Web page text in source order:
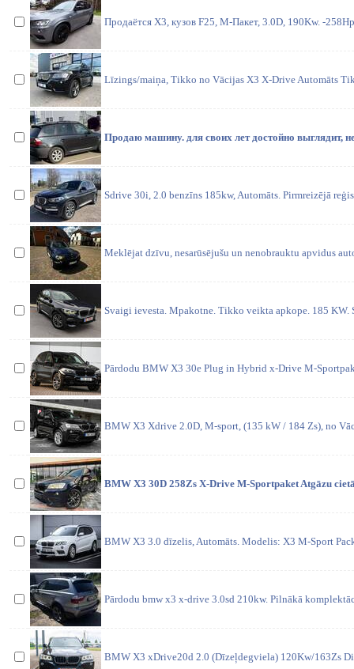
Продаётся Х3, кузов F25, M-Пакет, 3.0D, 190Kw. -
Līzings/maiņa, Tikko no Vācijas X3 X-Drive Automāts
Продаю машину. для своих лет достойно выглядит,
Sdrive 30i, 2.0 benzīns 185kw, Automāts. Pirmreizējā
Meklējat dzīvu, nesarūsējušu un nenobrauktu apvidus
Svaigi ievesta. Mpakotne. Tikko veikta apkope. 185 KW.
Pārdodu BMW X3 30e Plug in Hybrid x-Drive M-
BMW X3 Xdrive 2.0D, M-sport, (135 kW / 184 Zs), no
BMW X3 30D 258Zs X-Drive M-Sportpaket Atgāzu
BMW X3 3.0 dīzelis, Automāts. Modelis: X3 M-Sport
Pārdodu bmw x3 x-drive 3.0sd 210kw. Pilnākā
BMW X3 xDrive20d 2.0 (Dīzeļdegviela) 120Kw/163Zs